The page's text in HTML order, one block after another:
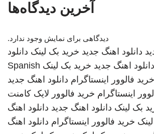
آخرین دیدگاه‌ها
دیدگاهی برای نمایش وجود ندارد.
دانلود اهنگ جدید خرید بک لینک دانلود
دانلود اهنگ جدید خرید بک لینک Spanish
خرید فالوور اینستاگرام دانلود اهنگ جدید
اینستاگرام خرید فالوور لایک کامنت
بک لینک دانلود اهنگ جدید دانلود اهنگ
خرید فالوور اینستاگرام دانلود اهنگ